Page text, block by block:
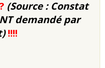
(Source : Constat
demandé par
!!!!